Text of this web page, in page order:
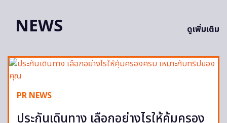
NEWS
ดูเพิ่มเติม
PR NEWS
ประกันเดินทาง เลือกอย่างไรให้คุ้มครอง